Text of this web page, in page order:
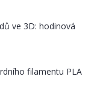
ve 3D: hodinová
filamentu PLA